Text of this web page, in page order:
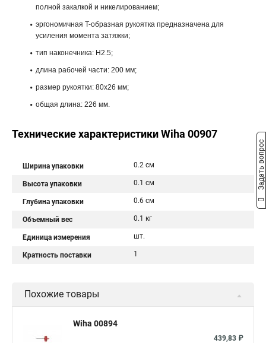
полной закалкой и никелированием;
эргономичная T-образная рукоятка предназначена для
усиления момента затяжки;
тип наконечника: H2.5;
длина рабочей части: 200 мм;
размер рукоятки: 80x26 мм;
общая длина: 226 мм.
Технические характеристики Wiha 00907
Ширина упаковки 0.2 см
Высота упаковки 0.1 см
Глубина упаковки 0.6 см
Объемный вес 0.1 кг
Единица измерения шт.
Кратность поставки 1
Похожие товары
Wiha 00894
439,83 ₽
Задать вопрос